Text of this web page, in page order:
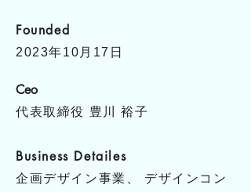
Founded
2023年10月17日
Ceo
代表取締役 豊川 裕子
Business Detailes
企画デザイン事業、 デザインコン